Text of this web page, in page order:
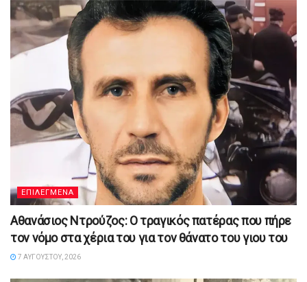
ΕΠΙΛΕΓΜΕΝΑ
Αθανάσιος Ντρούζος: Ο τραγικός πατέρας που πήρε
τον νόμο στα χέρια του για τον θάνατο του γιου του
7 ΑΥΓΟΎΣΤΟΥ, 2026